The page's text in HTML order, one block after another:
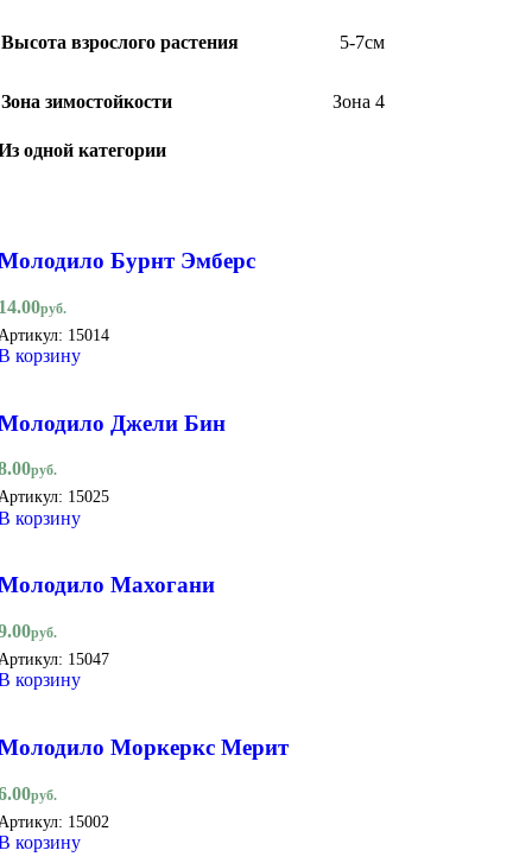
Высота взрослого растения 5-7см
Зона зимостойкости Зона 4
одной категории
Бурнт Эмберс
руб.
15014
корзину
Джели Бин
руб.
15025
корзину
Махогани
руб.
15047
корзину
Моркеркс Мерит
руб.
15002
корзину